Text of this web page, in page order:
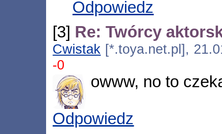
Odpowiedz
[3] Re: Twórcy
Cwistak [*.toya.net.pl],
-0
owww, no to
Odpowiedz